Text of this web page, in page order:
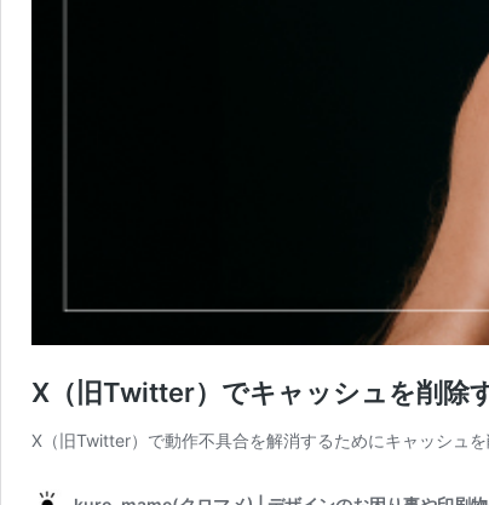
X（旧Twitter）でキャッシュを削除
X（旧Twitter）で動作不具合を解消するためにキャッシュ